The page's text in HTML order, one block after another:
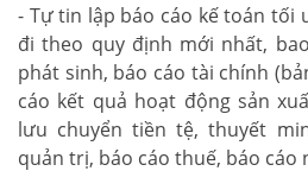
- Tự tin lập báo cáo kế toán tối
đi theo quy định mới nhất,
phát sinh, báo cáo tài chính
cáo kết quả hoạt động sản
lưu chuyển tiền tệ, thuyết
quản trị, báo cáo thuế, báo cáo